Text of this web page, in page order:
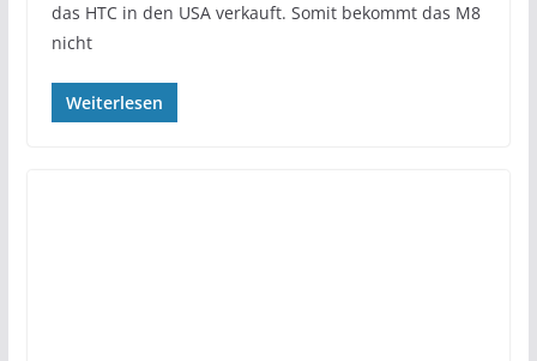
das HTC in den USA verkauft. Somit bekommt das M8
nicht
Weiterlesen